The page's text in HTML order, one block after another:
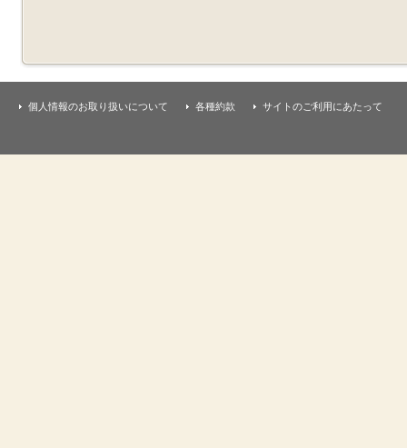
個人情報のお取り扱いについて 各種約款 サイトのご利用にあたって